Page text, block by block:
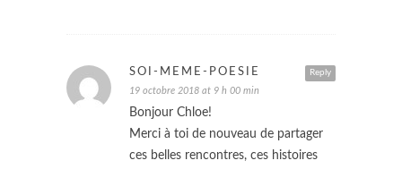
Reply
SOI-MEME-POESIE
19 octobre 2018 at 9 h 00 min
Bonjour Chloe!
Merci à toi de nouveau de partager
ces belles rencontres, ces histoires